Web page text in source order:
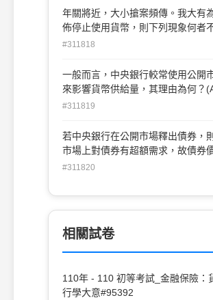
(D)使銀行財務透明度下降
年關將近，大小搶案頻傳。我大有
佈停止使用貨幣，則下列現象何者
生？(A)不利分工專業化 (B)貧富差距
#311818
一般而言，中央銀行較常使用公開
來影響貨幣供給量，其理由為何？
精確控制貨幣供給量的特性 (B)風險
#311819
若中央銀行在公開市場釋出債券，
市場上對債券有超額需求，故債券
(B)市場上對債券有超額供給，故債
價格上升 (D)市場上對債券有超額
債券價格下降
#311820
相關試卷
110年 - 110 初等考試_金融保險：
行學大意#95392